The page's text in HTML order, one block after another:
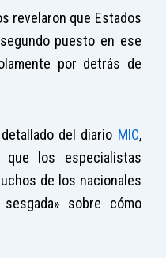
revelaron que Estados
puesto en ese
por detrás de
del diario MIC,
que los especialistas
de los nacionales
sobre cómo